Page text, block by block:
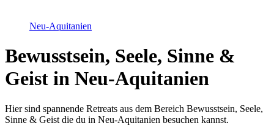
Neu-Aquitanien
Bewusstsein, Seele, Sinne &
Geist in Neu-Aquitanien
Hier sind spannende Retreats aus dem Bereich Bewusstsein, Seele,
Sinne & Geist die du in Neu-Aquitanien besuchen kannst.